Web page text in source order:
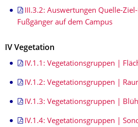
III.3.2: Auswertungen Quelle-
Fußgänger auf dem Campus
IV Vegetation
IV.1.1: Vegetationsgruppen |
IV.1.2: Vegetationsgruppen |
IV.1.3: Vegetationsgruppen |
IV.1.4: Vegetationsgruppen |